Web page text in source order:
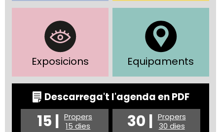
Exposicions Equipaments
Descarrega't l'agenda en PDF
15 | Propers
15 dies
30 | Propers
30 dies